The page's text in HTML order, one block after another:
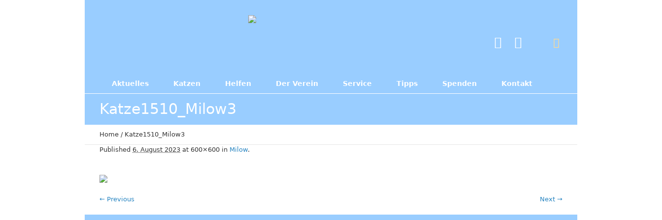
Aktuelles Katzen Helfen Der Verein Service Tipps Spenden Kontakt
Katze1510_Milow3
Home / Katze1510_Milow3
Published 6. August 2023 at 600×600 in Milow.
← Previous Next →